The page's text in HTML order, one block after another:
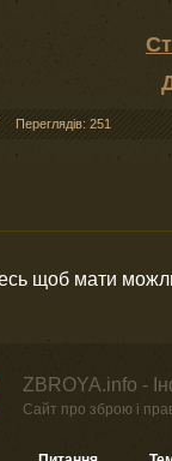
Переглядів: 251
щоб мати
ZBROYA.info -
Сайт про зброю і